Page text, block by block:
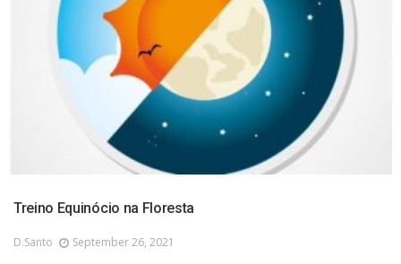
Treino Equinócio na Floresta
D.santo September 26, 2021